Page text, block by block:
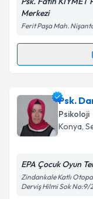
Metni'ni
Merkezi
Ferit Paşa Mah.
Randevu
Psk. Fatih
oluşturun.
takvim
Psk.
Psikoloji
Konya,
EPA Çocuk Oyun
Zindankale Katlı
Derviş Hilmi Sok No:9/